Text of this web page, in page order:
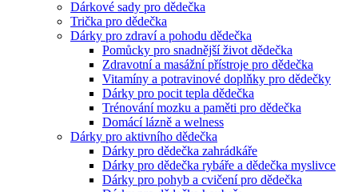
Dárkové sady pro dědečka
Trička pro dědečka
Dárky pro zdraví a pohodu dědečka
Pomůcky pro snadnější život dědečka
Zdravotní a masážní přístroje pro dědečka
Vitamíny a potravinové doplňky pro dědečky
Dárky pro pocit tepla dědečka
Trénování mozku a paměti pro dědečka
Domácí lázně a welness
Dárky pro aktivního dědečka
Dárky pro dědečka zahrádkáře
Dárky pro dědečka rybáře a dědečka myslivce
Dárky pro pohyb a cvičení pro dědečka